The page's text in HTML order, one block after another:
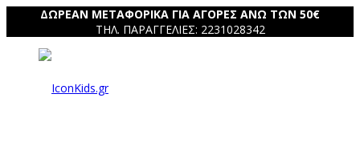
ΔΩΡΕΑΝ ΜΕΤΑΦΟΡΙΚΑ ΓΙΑ ΑΓΟΡΕΣ ΑΝΩ ΤΩΝ 50€
ΤΗΛ. ΠΑΡΑΓΓΕΛΙΕΣ: 2231028342